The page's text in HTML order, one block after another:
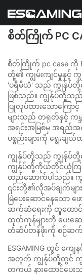
စိတ်ကြိုက် PC
စိတ်ကြိုက် pc case ကို
တို့၏ ကျွမ်းကျင်မှုနှင့် က
'ပရီမီယံ' သည် ကျွန်ုပ်တို့
ဖြစ်သည်။ ကျွန်ုပ်တို့သ
ပြုလုပ်ထားသောကြ
များသည် တရုတ်နှင့် ကမ္
အရင်းအမြစ်မှ အရည်
ပစ္စည်းများကို ရွေးချ
ကျွန်ုပ်တို့သည် ကျွန်ု
ကျွန်ုပ်တို့ကိုယ်တိုင်ယုံကြည်သ
တည်ဆောက်ပါသည်။ က
၎င်းတို့၏လိုအပ်ချက်မျာ
မြဲပေးဆောင်နေသော
ဆက်ဆံရေးကို ထူထောင်
ထုတ်ကုန်များကို ပေးဆ
တံဆိပ်တန်ဖိုးကို စဉ်ဆက်မ
ESGAMING တွင် ကျ
အတွက် ကျွန်ုပ်တို့တွင် ကျွ
တကယ် နားထောင်ပေး